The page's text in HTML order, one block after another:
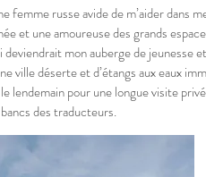
femme russe avide de m’aider dans
et une amoureuse des grands
mon auberge de jeunesse
ville déserte et d’étangs aux eaux
pour une longue visite
des traducteurs.